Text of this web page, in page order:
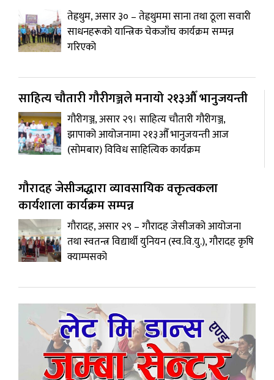
तेह्रथुम, असार ३० – तेह्रथुममा साना तथा ठूला सवारी
साधनहरूको यान्त्रिक चेकजाँच कार्यक्रम सम्पन्न
गरिएको
साहित्य चौतारी गौरीगञ्जले मनायो २१३औँ भानुजयन्ती
गौरीगञ्ज, असार २९। साहित्य चौतारी गौरीगञ्ज,
झापाको आयोजनामा २१३औँ भानुजयन्ती आज
(सोमबार) विविध साहित्यिक कार्यक्रम
गौरादह जेसीजद्धारा व्यावसायिक वक्तृत्वकला
कार्यशाला कार्यक्रम सम्पन्न
गौरादह, असार २९ – गौरादह जेसीजको आयोजना
तथा स्वतन्त्र विद्यार्थी युनियन (स्व.वि.यु.), गौरादह कृषि
क्याम्पसको